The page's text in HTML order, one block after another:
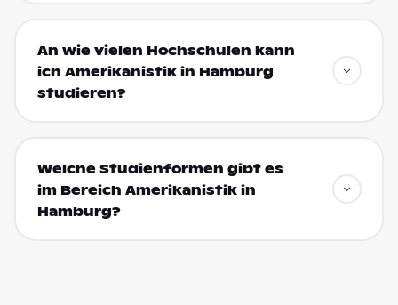
An wie vielen Hochschulen kann
ich Amerikanistik in Hamburg
studieren?
Welche Studienformen gibt es
im Bereich Amerikanistik in
Hamburg?